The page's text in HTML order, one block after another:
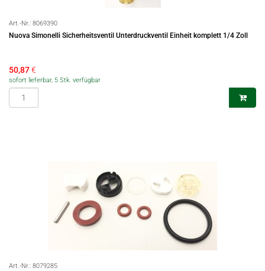
Art.-Nr.: 8069390
Nuova Simonelli Sicherheitsventil Unterdruckventil Einheit komplett 1/4 Zoll
50,87€
sofort lieferbar, 5 Stk. verfügbar
Art.-Nr.: 8079285